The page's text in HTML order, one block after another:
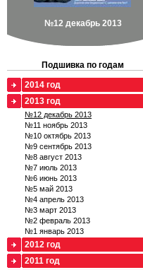
№12 декабрь 2013
Подшивка по годам
2014 год
2013 год
№12 декабрь 2013
№11 ноябрь 2013
№10 октябрь 2013
№9 сентябрь 2013
№8 август 2013
№7 июль 2013
№6 июнь 2013
№5 май 2013
№4 апрель 2013
№3 март 2013
№2 февраль 2013
№1 январь 2013
2012 год
2011 год